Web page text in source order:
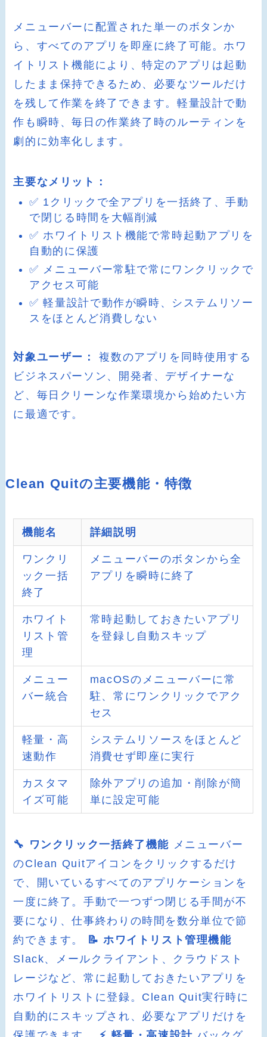
メニューバーに配置された単一のボタンか
ら、すべてのアプリを即座に終了可能。ホワ
イトリスト機能により、特定のアプリは起動
したまま保持できるため、必要なツールだけ
を残して作業を終了できます。軽量設計で動
作も瞬時、毎日の作業終了時のルーティンを
劇的に効率化します。
主要なメリット：
✅ 1クリックで全アプリを一括終了、手動
で閉じる時間を大幅削減
✅ ホワイトリスト機能で常時起動アプリを
自動的に保護
✅ メニューバー常駐で常にワンクリックで
アクセス可能
✅ 軽量設計で動作が瞬時、システムリソー
スをほとんど消費しない
対象ユーザー：
複数のアプリを同時使用する
ビジネスパーソン、開発者、デザイナーな
ど、毎日クリーンな作業環境から始めたい方
に最適です。
Clean Quitの主要機能・特徴
機能名 詳細説明
ワンクリ
ック一括
終了
メニューバーのボタンから全
アプリを瞬時に終了
ホワイト
リスト管
理
常時起動しておきたいアプリ
を登録し自動スキップ
メニュー
バー統合
macOSのメニューバーに常
駐、常にワンクリックでアク
セス
軽量・高
速動作
システムリソースをほとんど
消費せず即座に実行
カスタマ
イズ可能
除外アプリの追加・削除が簡
単に設定可能
🔧 ワンクリック一括終了機能 メニューバー
のClean Quitアイコンをクリックするだけ
で、開いているすべてのアプリケーションを
一度に終了。手動で一つずつ閉じる手間が不
要になり、仕事終わりの時間を数分単位で節
約できます。
📝 ホワイトリスト管理機能
Slack、メールクライアント、クラウドスト
レージなど、常に起動しておきたいアプリを
ホワイトリストに登録。Clean Quit実行時に
自動的にスキップされ、必要なアプリだけを